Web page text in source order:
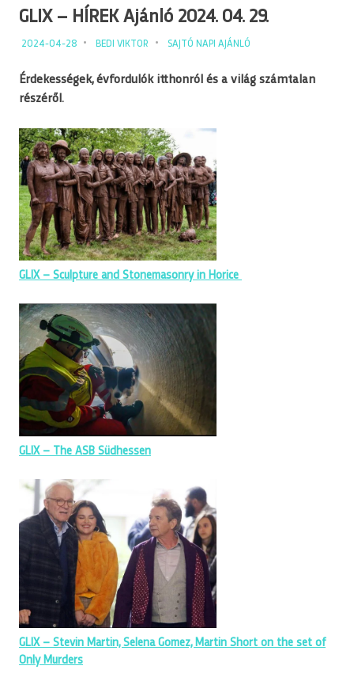
GLIX – HÍREK Ajánló 2024. 04. 29.
2024-04-28 BEDI VIKTOR SAJTÓ NAPI AJÁNLÓ
Érdekességek, évfordulók itthonról és a világ számtalan
részéről.
GLIX – Sculpture and Stonemasonry in Horice
GLIX – The ASB Südhessen
GLIX – Stevin Martin, Selena Gomez, Martin Short on the set of
Only Murders